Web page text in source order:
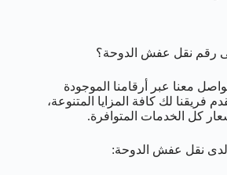
رقم نقل عفش الدوحة؟
معنا عبر أرقامنا الموجودة
فريقنا لك كافة المزايا المتنوعة،
كل الخدمات المتوافرة.
لدى نقل عفش الدوحة: